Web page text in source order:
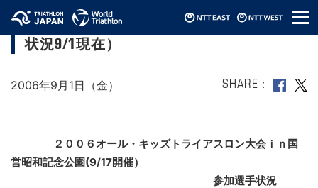
メ
ニ
オールキッズトライアスロン（参加選手
状況9/1現在）
2006年9月1日（金） SHARE
２００６オール・キッズトライアスロン大会ｉｎ国
営昭和記念公園(9/17開催）
参加選手状況